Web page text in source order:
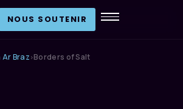
NOUS SOUTENIR
Ar Braz ›Borders of Salt